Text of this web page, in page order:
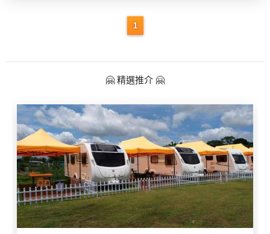
1
🤗 精選推介 🤗